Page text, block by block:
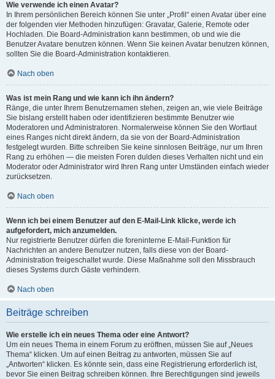
Wie verwende ich einen Avatar?
In Ihrem persönlichen Bereich können Sie unter „Profil“ einen Avatar über eine
der folgenden vier Methoden hinzufügen: Gravatar, Galerie, Remote oder
Hochladen. Die Board-Administration kann bestimmen, ob und wie die
Benutzer Avatare benutzen können. Wenn Sie keinen Avatar benutzen können,
sollten Sie die Board-Administration kontaktieren.
Nach oben
Was ist mein Rang und wie kann ich ihn ändern?
Ränge, die unter Ihrem Benutzernamen stehen, zeigen an, wie viele Beiträge
Sie bislang erstellt haben oder identifizieren bestimmte Benutzer wie
Moderatoren und Administratoren. Normalerweise können Sie den Wortlaut
eines Ranges nicht direkt ändern, da sie von der Board-Administration
festgelegt wurden. Bitte schreiben Sie keine sinnlosen Beiträge, nur um Ihren
Rang zu erhöhen — die meisten Foren dulden dieses Verhalten nicht und ein
Moderator oder Administrator wird Ihren Rang unter Umständen einfach wieder
zurücksetzen.
Nach oben
Wenn ich bei einem Benutzer auf den E-Mail-Link klicke, werde ich
aufgefordert, mich anzumelden.
Nur registrierte Benutzer dürfen die foreninterne E-Mail-Funktion für
Nachrichten an andere Benutzer nutzen, falls diese von der Board-
Administration freigeschaltet wurde. Diese Maßnahme soll den Missbrauch
dieses Systems durch Gäste verhindern.
Nach oben
Beiträge schreiben
Wie erstelle ich ein neues Thema oder eine Antwort?
Um ein neues Thema in einem Forum zu eröffnen, müssen Sie auf „Neues
Thema“ klicken. Um auf einen Beitrag zu antworten, müssen Sie auf
„Antworten“ klicken. Es könnte sein, dass eine Registrierung erforderlich ist,
bevor Sie einen Beitrag schreiben können. Ihre Berechtigungen sind jeweils